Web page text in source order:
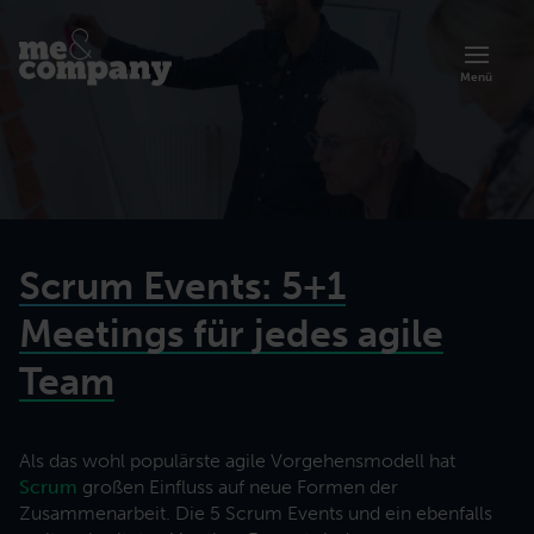
Menü
Organisationsberatung
Übersicht zur Akademie
Lernen Sie die Trainings und Programme der Me & Company Akademie
kennen.
Prinzipien, Methoden und Erfolgsgeschichten agiler Arbeit.
Lerne mehr über unsere agile Art der Zusammenarbeit.
Scrum Events: 5+1
Meetings für jedes agile
Team
Als das wohl populärste agile Vorgehensmodell hat
Scrum großen Einfluss auf neue Formen der
Zusammenarbeit. Die 5 Scrum Events und ein ebenfalls